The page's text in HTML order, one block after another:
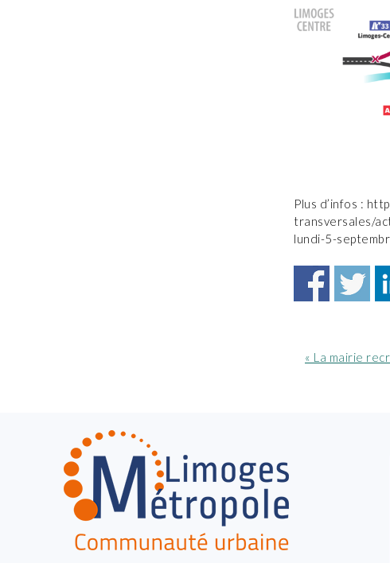
Plus d’infos :
transversales/
lundi-5-
Article
« La mairie